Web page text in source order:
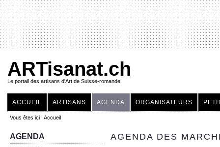
ARTisanat.ch
Le portail des artisans d'Art de Suisse-romande
ACCUEIL ARTISANS AGENDA ORGANISATEURS
Vous êtes ici : Accueil
AGENDA AGENDA DES